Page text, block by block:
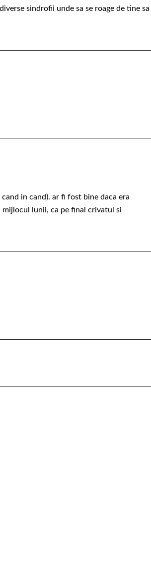
sindrofii unde sa se roage de tine sa
in cand). ar fi fost bine daca era
mijlocul lunii, ca pe final crivatul si